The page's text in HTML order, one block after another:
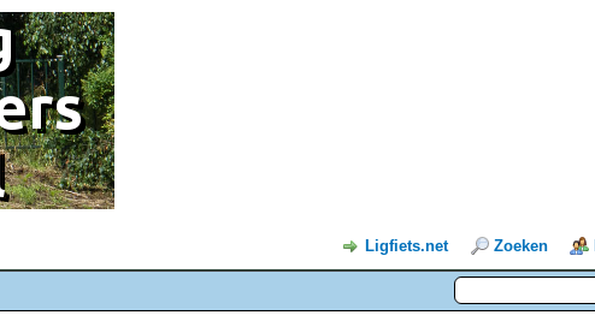
Ligfiets.net Zoeken